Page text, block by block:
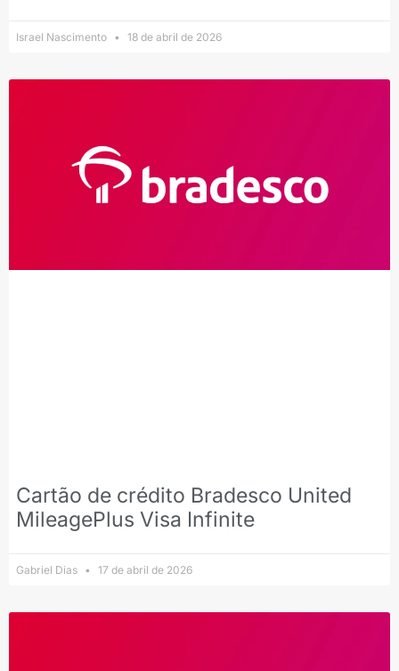
Israel Nascimento 18 de abril de 2026
Cartão de crédito Bradesco United
MileagePlus Visa Infinite
Gabriel Dias 17 de abril de 2026